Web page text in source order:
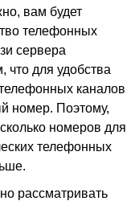
вам будет
телефонных
сервера
что для удобства
каналов
номер. Поэтому,
номеров для
телефонных
рассматривать